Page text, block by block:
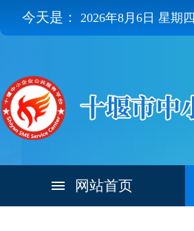
今天是： 2026年8月6日 星期四
网站首页